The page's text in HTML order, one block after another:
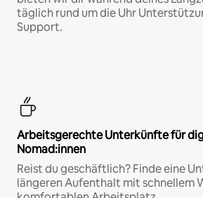
täglich rund um die Uhr
Support.
Arbeitsgerechte Unterkünfte für
Nomad:innen
Reist du geschäftlich? Finde eine
längeren Aufenthalt mit schnellem